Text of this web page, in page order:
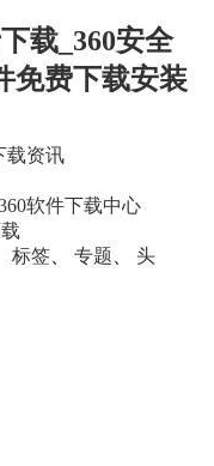
载_360安全
免费下载安装
载资讯
软件下载中心
标签 专题
头